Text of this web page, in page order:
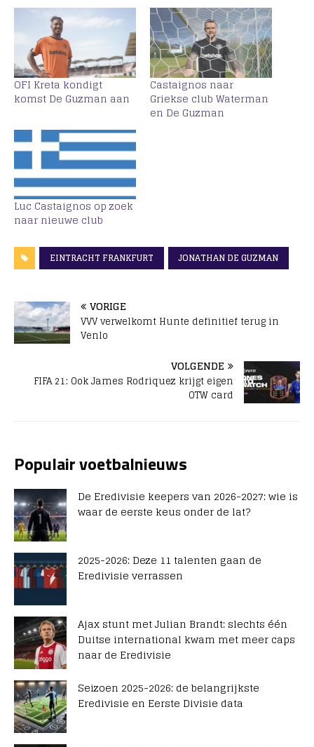
OFI Kreta kondigt
komst De Guzman aan
Castaignos naar
Griekse club Waterman
en De Guzman
Luc Castaignos op zoek
naar nieuwe club
EINTRACHT FRANKFURT JONATHAN DE GUZMAN
VORIGE
VVV verwelkomt Hunte definitief terug in
Venlo
VOLGENDE
FIFA 21: Ook James Rodriquez krijgt eigen
OTW card
Populair voetbalnieuws
De Eredivisie keepers van 2026-2027: wie is
waar de eerste keus onder de lat?
2025-2026: Deze 11 talenten gaan de
Eredivisie verrassen
Ajax stunt met Julian Brandt: slechts één
Duitse international kwam met meer caps
naar de Eredivisie
Seizoen 2025-2026: de belangrijkste
Eredivisie en Eerste Divisie data